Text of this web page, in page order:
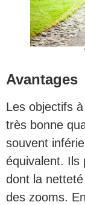
Avantages
Les objectifs
très bonne
souvent
équivalent. Ils
dont la
des zooms.